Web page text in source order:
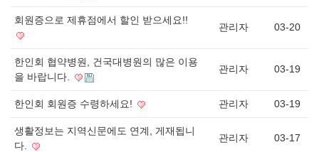
회원증으로 제휴점에서 할인 받으세요!!
관리자 03-20
한인회 협약병원, 건국대병원의 많은 이용
을 바랍니다.
관리자 03-19
한인회 회원증 수령하세요! 관리자 03-19
생활정보는 지역신문에도 연계, 게재됩니
다.
관리자 03-17